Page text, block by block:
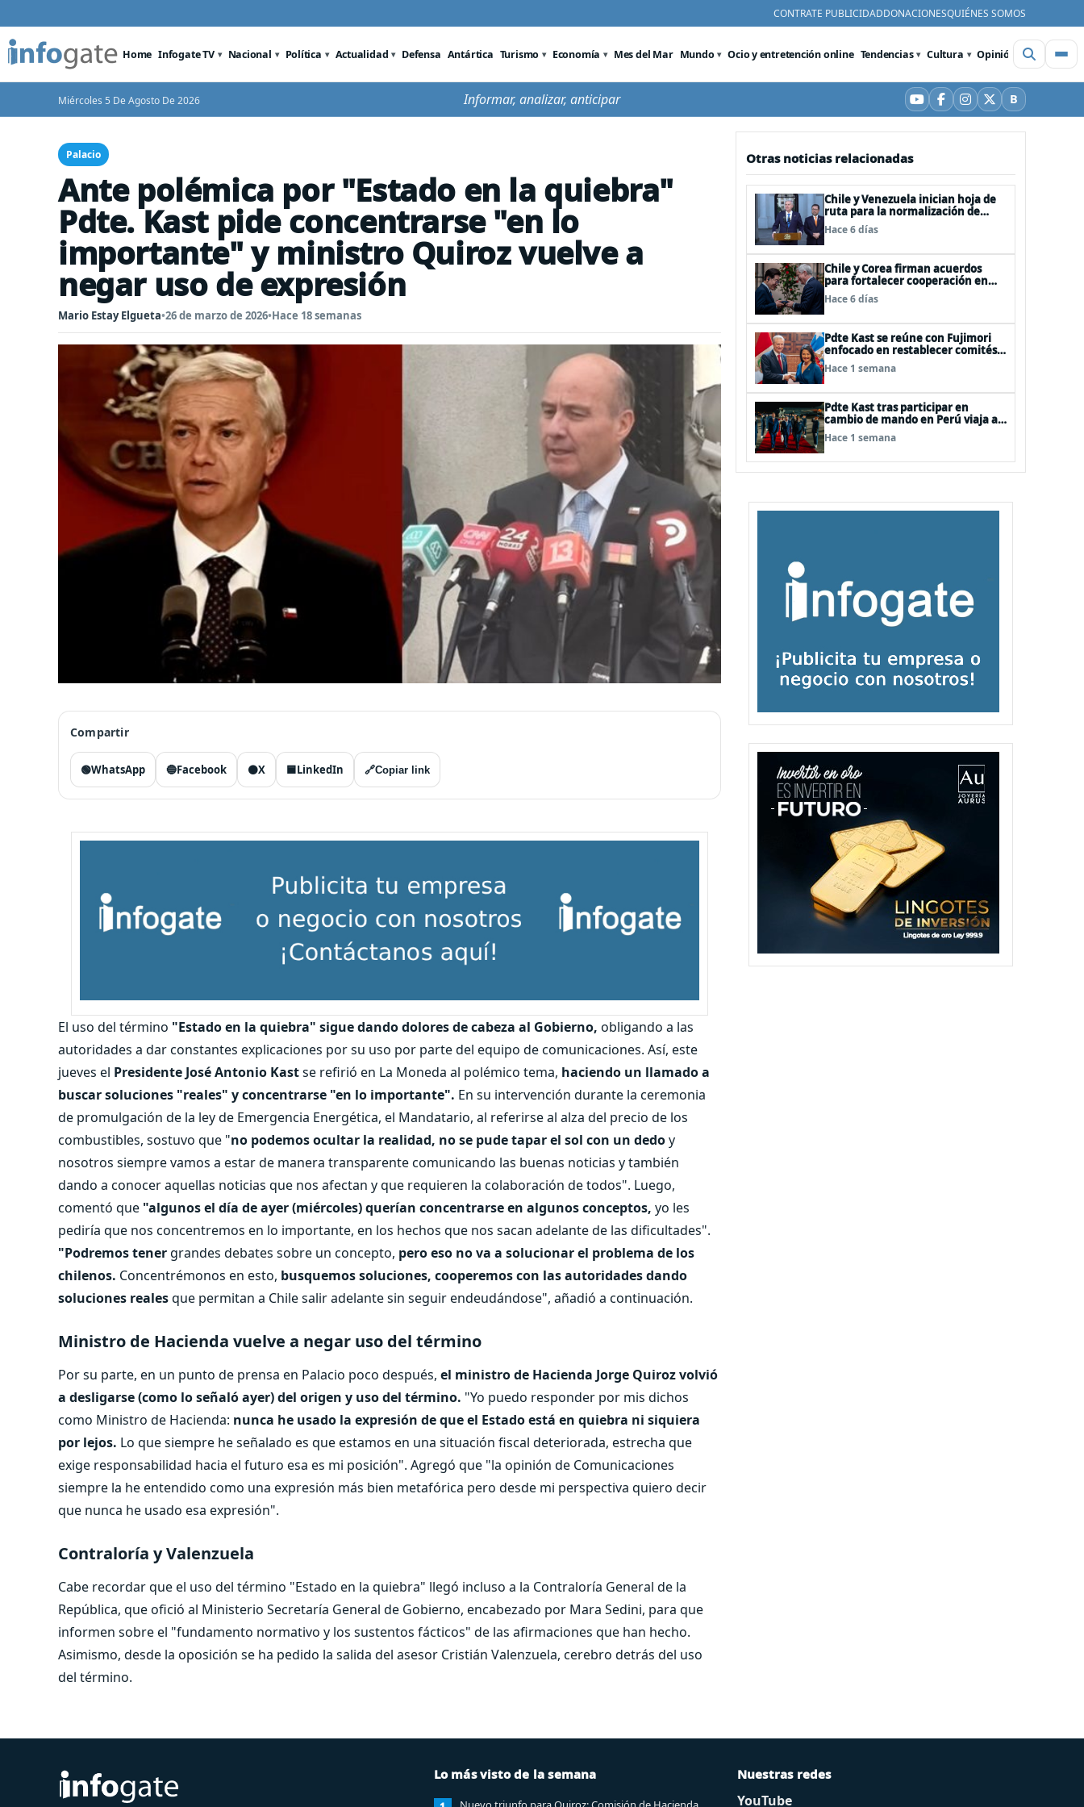
CONTRATE PUBLICIDADDONACIONESQUIÉNES SOMOS
Home Infogate TV Nacional Política Actualidad Defensa Antártica Turismo Economía Mes del Mar Mundo Ocio y entretención online Tendencias Cultura Opinión Videos
Miércoles 5 De Agosto De 2026 Informar, analizar, anticipar YouTube
Facebook
Instagram
X BBluesky
Palacio
Ante polémica por "Estado en la quiebra"
Pdte. Kast pide concentrarse "en lo
importante" y ministro Quiroz vuelve a
negar uso de expresión
Mario Estay Elgueta•26 de marzo de 2026•Hace 18 semanas
Compartir
🟢WhatsApp 🔵Facebook ⚫X 🟦LinkedIn 🔗Copiar link
El uso del término "Estado en la quiebra" sigue dando dolores de cabeza al Gobierno, obligando a las
autoridades a dar constantes explicaciones por su uso por parte del equipo de comunicaciones. Así, este
jueves el Presidente José Antonio Kastse refirió en La Moneda al polémico tema, haciendo un llamado a
buscar soluciones "reales" y concentrarse "en lo importante". En su intervención durante la ceremonia
de promulgación de la ley de Emergencia Energética, el Mandatario, al referirse al alza del precio de los
combustibles, sostuvo que "no podemos ocultar la realidad, no se pude tapar el sol con un dedoy
nosotros siempre vamos a estar de manera transparente comunicando las buenas noticias y también
dando a conocer aquellas noticias que nos afectan y que requieren la colaboración de todos". Luego,
comentó que "algunos el día de ayer (miércoles) querían concentrarse en algunos conceptos, yo les
pediría que nos concentremos en lo importante, en los hechos que nos sacan adelante de las dificultades".
"Podremos tener grandes debates sobre un concepto, pero eso no va a solucionar el problema de los
chilenos. Concentrémonos en esto, busquemos soluciones, cooperemos con las autoridades dando
soluciones realesque permitan a Chile salir adelante sin seguir endeudándose", añadió a continuación.
Ministro de Hacienda vuelve a negar uso del término
Por su parte, en un punto de prensa en Palacio poco después, el ministro de Hacienda Jorge Quiroz volvió
a desligarse (como lo señaló ayer) del origen y uso del término. "Yo puedo responder por mis dichos
como Ministro de Hacienda: nunca he usado la expresión de que el Estado está en quiebra ni siquiera
por lejos. Lo que siempre he señalado es que estamos en una situación fiscal deteriorada, estrecha que
exige responsabilidad hacia el futuro esa es mi posición". Agregó que "la opinión de Comunicaciones
siempre la he entendido como una expresión más bien metafórica pero desde mi perspectiva quiero decir
que nunca he usado esa expresión".
Contraloría y Valenzuela
Cabe recordar que el uso del término "Estado en la quiebra" llegó incluso a la Contraloría General de la
República, que ofició al Ministerio Secretaría General de Gobierno, encabezado por Mara Sedini, para que
informen sobre el "fundamento normativo y los sustentos fácticos" de las afirmaciones que han hecho.
Asimismo, desde la oposición se ha pedido la salida del asesor Cristián Valenzuela, cerebro detrás del uso
del término.
Otras noticias relacionadas
Chile y Venezuela inician hoja de
ruta para la normalización de
relaciones
Hace 6 días
Chile y Corea firman acuerdos
para fortalecer cooperación en
investigación antártica, minería,
seguridad
Hace 6 días
Pdte Kast se reúne con Fujimori
enfocado en restablecer comités y
gabinetes binacionales y
potenciar relaciones comerciales
Hace 1 semana
Pdte Kast tras participar en
cambio de mando en Perú viaja a
Atacama para conocer situación
por la emergencia
Hace 1 semana
Lo más visto de la semana Nuestras redes
YouTube